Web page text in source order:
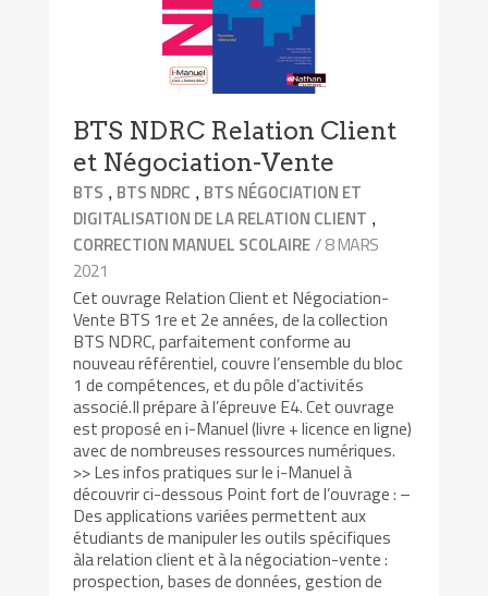
BTS NDRC Relation Client
et Négociation-Vente
BTS , BTS NDRC , BTS NÉGOCIATION ET
DIGITALISATION DE LA RELATION CLIENT ,
CORRECTION MANUEL SCOLAIRE/ 8 MARS
2021
Cet ouvrage Relation Client et Négociation-
Vente BTS 1re et 2e années, de la collection
BTS NDRC, parfaitement conforme au
nouveau référentiel, couvre l’ensemble du bloc
1 de compétences, et du pôle d’activités
associé.Il prépare à l’épreuve E4. Cet ouvrage
est proposé en i-Manuel (livre + licence en ligne)
avec de nombreuses ressources numériques.
>> Les infos pratiques sur le i-Manuel à
découvrir ci-dessous Point fort de l’ouvrage : –
Des applications variées permettent aux
étudiants de manipuler les outils spécifiques
àla relation client et à la négociation-vente :
prospection, bases de données, gestion de